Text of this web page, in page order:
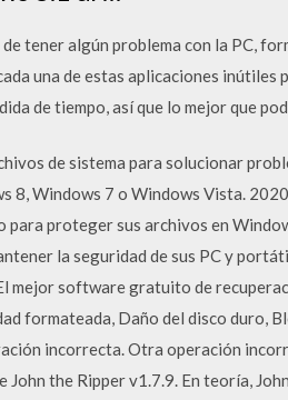
tener algún problema con la PC,
una de estas aplicaciones inútiles
de tiempo, así que lo mejor que
de sistema para solucionar
8, Windows 7 o Windows Vista.
proteger sus archivos en
la seguridad de sus PC y
software gratuito de
formateada, Daño del disco duro,
incorrecta. Otra operación
the Ripper v1.7.9. En teoría,